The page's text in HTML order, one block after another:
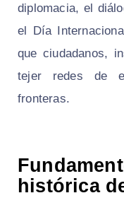
diplomacia, el
el Día
que ciudadanos,
tejer redes de
fronteras.
histórica